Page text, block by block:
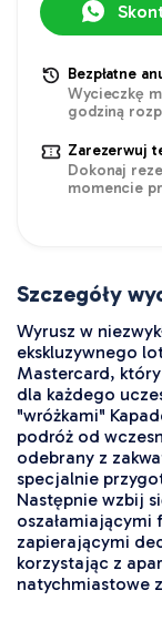
Bezpłatne
Wycieczkę
godziną
Zarezerwuj
Dokonaj
momencie
Szczegóły
Wyrusz w
ekskluzywnego
Mastercard,
dla każdego
"wróżkami"
podróż od
odebrany z
specjalnie
Następnie wzbij
zapierającymi
korzystając z
natychmiastowe